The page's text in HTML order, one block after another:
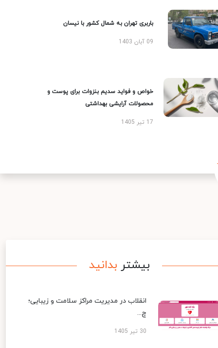
باربری تهران به شمال کشور با نیسان
09 آبان 1403
خواص و فواید سدیم بنزوات برای پوست و
محصولات آرایشی بهداشتی
17 تیر 1405
بیشتر بدانید
انقلاب در مدیریت مراکز سلامت و زیبایی؛
چ...
30 تیر 1405